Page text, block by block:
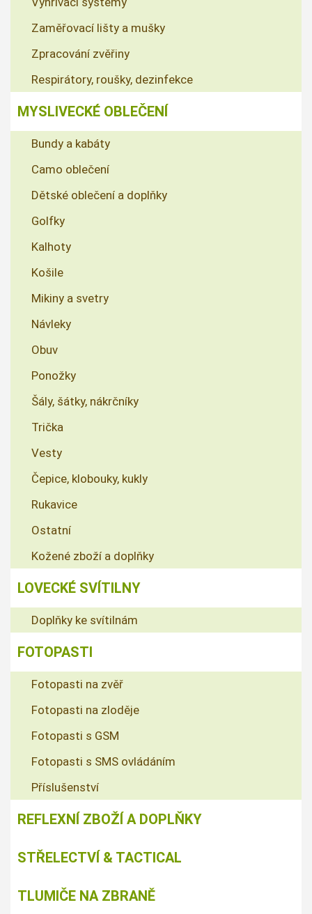
Zaměřovací lišty a mušky
Zpracování zvěřiny
Respirátory, roušky, dezinfekce
MYSLIVECKÉ OBLEČENÍ
Bundy a kabáty
Camo oblečení
Dětské oblečení a doplňky
Golfky
Kalhoty
Košile
Mikiny a svetry
Návleky
Obuv
Ponožky
Šály, šátky, nákrčníky
Trička
Vesty
Čepice, klobouky, kukly
Rukavice
Ostatní
Kožené zboží a doplňky
LOVECKÉ SVÍTILNY
Doplňky ke svítilnám
FOTOPASTI
Fotopasti na zvěř
Fotopasti na zloděje
Fotopasti s GSM
Fotopasti s SMS ovládáním
Příslušenství
REFLEXNÍ ZBOŽÍ A DOPLŇKY
STŘELECTVÍ & TACTICAL
TLUMIČE NA ZBRANĚ